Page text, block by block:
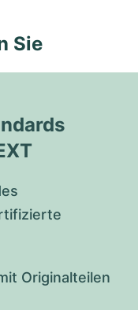
Sie
Originalteilen